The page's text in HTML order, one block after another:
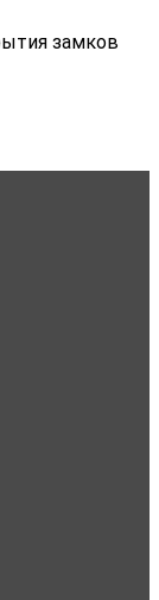
замков